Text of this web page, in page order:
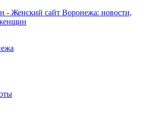
- Женский сайт Воронежа: новости,